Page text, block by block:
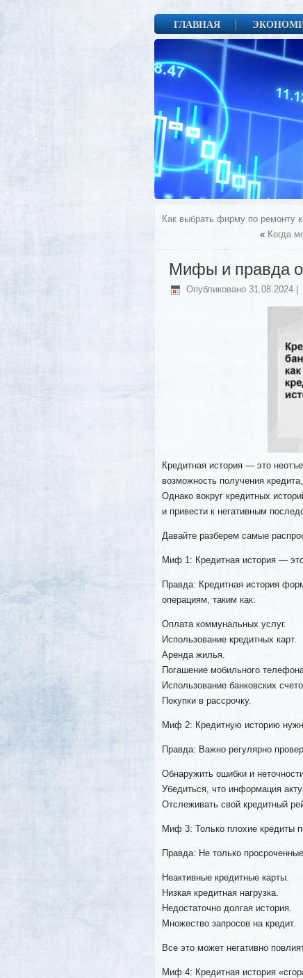
ГЛАВНАЯ
Как выбрать фирму по ремонту
« Когда
Мифы и правда о
Опубликовано 31.08.2024
Кредитная история — это
возможность получения
Однако вокруг кредитных
и привести к негативным
Давайте разберем самые
Миф 1: Кредитная история —
Правда: Кредитная история
операциям, таким как:
Оплата коммунальных услуг.
Использование кредитных карт.
Аренда жилья.
Погашение мобильного
Использование банковских
Покупки в рассрочку.
Миф 2: Кредитную историю
Правда: Важно регулярно
Обнаружить ошибки и
Убедиться, что информация
Отслеживать свой кредитный
Миф 3: Только плохие кредиты
Правда: Не только
Неактивные кредитные карты.
Низкая кредитная нагрузка.
Недостаточно долгая история.
Множество запросов на кредит.
Все это может негативно
Миф 4: Кредитная история